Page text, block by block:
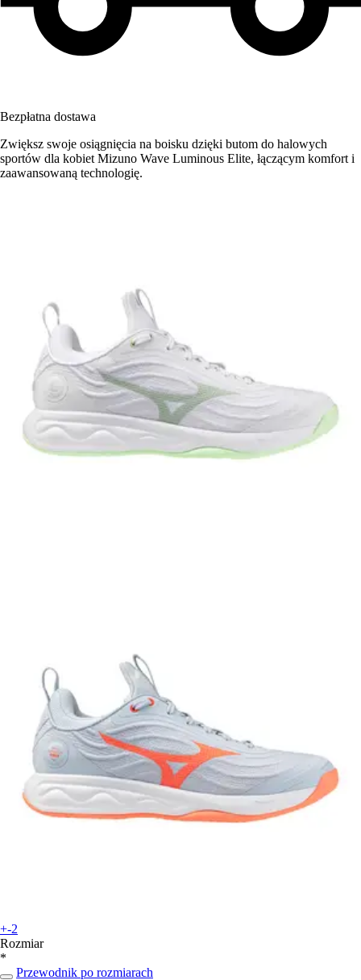
Bezpłatna dostawa
Zwiększ swoje osiągnięcia na boisku dzięki butom do halowych
sportów dla kobiet Mizuno Wave Luminous Elite, łączącym komfort i
zaawansowaną technologię.
+-2
Rozmiar
*
Przewodnik po rozmiarach